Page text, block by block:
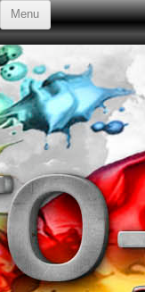
Menu
Przejdź do treści